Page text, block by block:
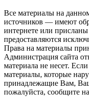
Все материалы на
источников — имеют
интернете или
предоставляются
Права на материалы
Администрация сайта
материала не несет.
материалы, которые
принадлежащие Вам,
пожалуйста, сообщите